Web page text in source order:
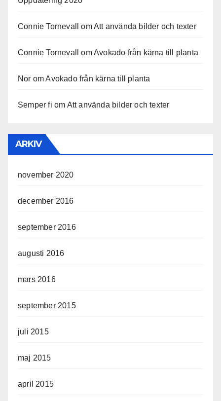
Connie Tornevall omAtt använda bilder och texter
Connie Tornevall omAvokado från kärna till planta
Nor omAvokado från kärna till planta
Semper fi om Att använda bilder och texter
ARKIV
november 2020
december 2016
september 2016
augusti 2016
mars 2016
september 2015
juli 2015
maj 2015
april 2015